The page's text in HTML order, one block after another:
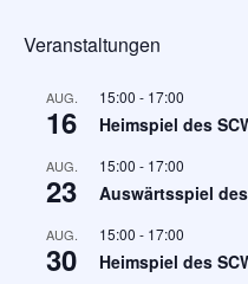
Veranstaltungen
AUG.
16
15:00 - 17:00
Heimspiel des
AUG.
23
15:00 - 17:00
Auswärtsspiel
AUG.
30
15:00 - 17:00
Heimspiel des